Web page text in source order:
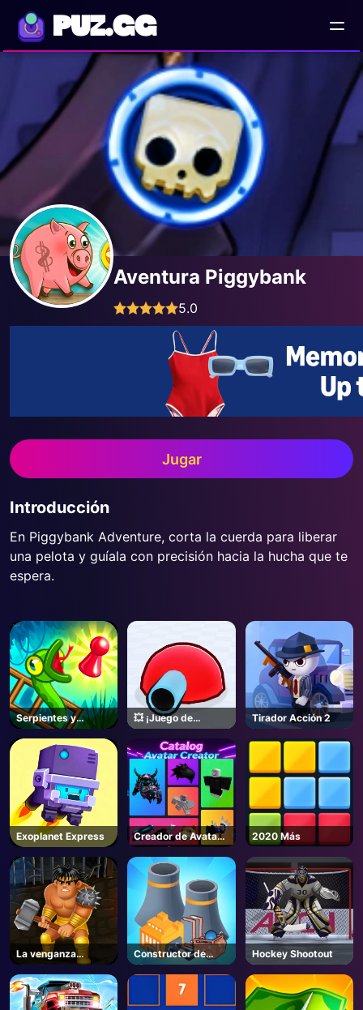
PUZ.GG
Aventura Piggybank
5.0
Jugar
Introducción
En Piggybank Adventure, corta la cuerda para liberar
una pelota y guíala con precisión hacia la hucha que te
espera.
Serpientes y
Escaleras
💥 ¡Juego de
tanques! - Roblox
Tirador Acción 2
Exoplanet Express
Creador de Avatar
de Catálogo -
Roblox
2020 Más
La venganza
salvaje
Constructor de
fábrica
Hockey Shootout